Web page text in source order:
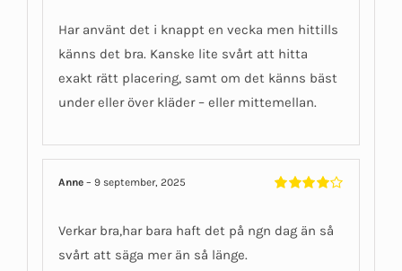
Har använt det i knappt en vecka men hittills
känns det bra. Kanske lite svårt att hitta
exakt rätt placering, samt om det känns bäst
under eller över kläder – eller mittemellan.
Anne– 9 september, 2025
Verkar bra,har bara haft det på ngn dag än så
svårt att säga mer än så länge.